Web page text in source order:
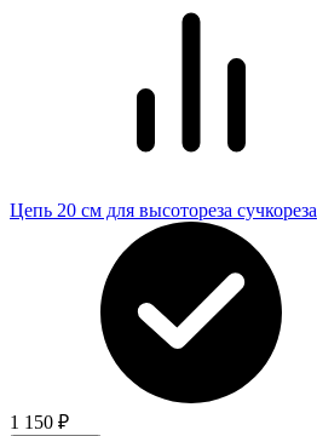
Цепь 20 см для высотореза сучкореза
1 150 ₽